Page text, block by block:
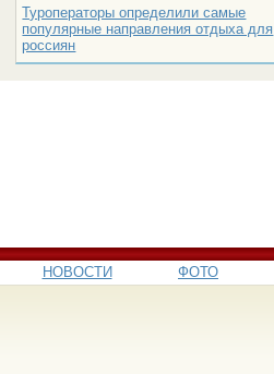
Туроператоры определили самые
популярные направления отдыха для
россиян
НОВОСТИ ФОТО